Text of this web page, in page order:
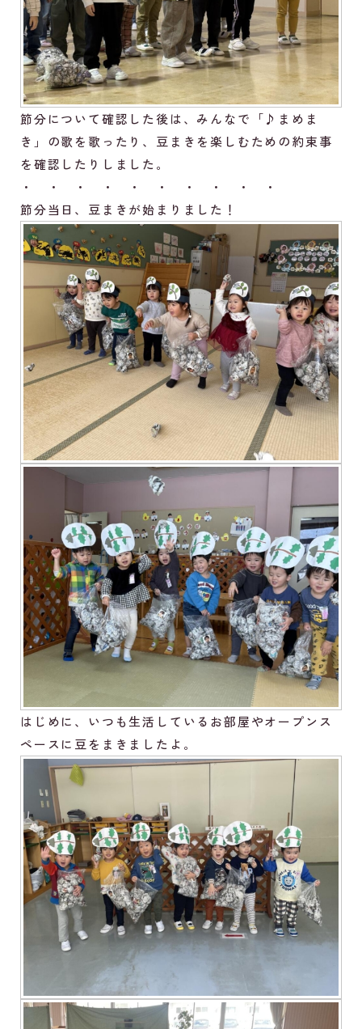
節分について確認した後は、みんなで「♪まめま
き」の歌を歌ったり、豆まきを楽しむための約束事
を確認したりしました。
・ ・ ・ ・ ・ ・ ・ ・ ・ ・
節分当日、豆まきが始まりました！
はじめに、いつも生活しているお部屋やオープンス
ペースに豆をまきましたよ。